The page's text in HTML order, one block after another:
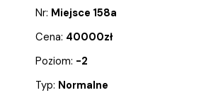
Nr: Miejsce 158a
Cena: 40000zł
Poziom: -2
Typ: Normalne